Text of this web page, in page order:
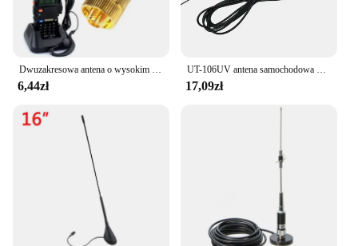
Dwuzakresowa antena o wysokim wzmocnieniu UHF + VHF SRH805S SMA żeńska antena dla TK3107 2107 dla Baofeng UV-5R 888S UV-82 Walkie Talkie Radio
6,44zł
UT-106UV antena samochodowa magnetyczny SMA-F dwuzakresowy antena pokładowa VHF UHF dla Baofeng UV-5R UV82 GT-3TP GT-5 szynka akcesoria radiowe
17,09zł